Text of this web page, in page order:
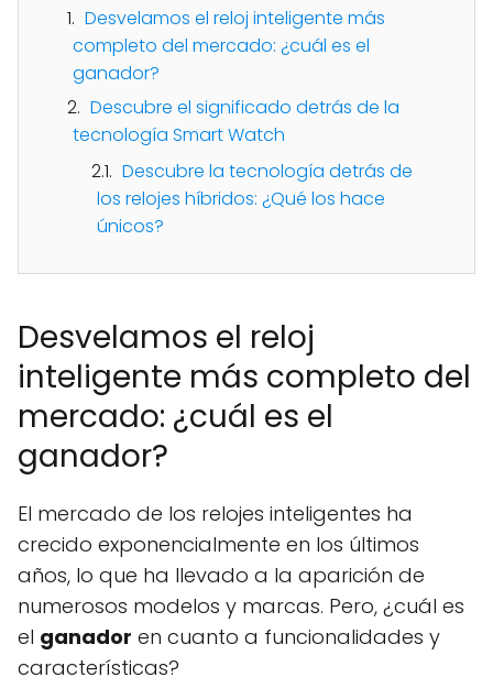
Desvelamos el reloj inteligente más
completo del mercado: ¿cuál es el
ganador?
Descubre el significado detrás de la
tecnología Smart Watch
Descubre la tecnología detrás de
los relojes híbridos: ¿Qué los hace
únicos?
Desvelamos el reloj
inteligente más completo del
mercado: ¿cuál es el
ganador?
El mercado de los relojes inteligentes ha
crecido exponencialmente en los últimos
años, lo que ha llevado a la aparición de
numerosos modelos y marcas. Pero, ¿cuál es
el ganador en cuanto a funcionalidades y
características?